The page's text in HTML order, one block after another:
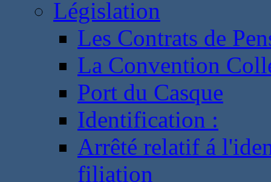
Législation
Les Contrats de
La Convention
Port du Casque
Identification :
Arrêté relatif á
filiation